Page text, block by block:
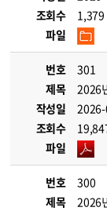
조회수
1,379
파일
번호
301
제목
2026
작성일
조회수
파일
번호
300
제목
2026